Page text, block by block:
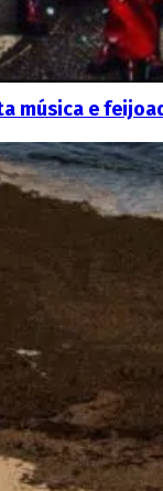
música e